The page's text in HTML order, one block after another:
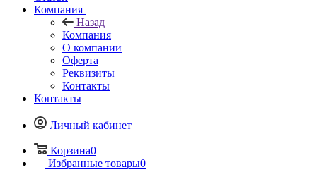
Компания
Назад
Компания
О компании
Оферта
Реквизиты
Контакты
Контакты
Личный кабинет
Корзина0
Избранные товары0